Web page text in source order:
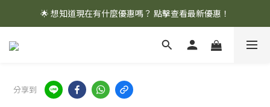
🌟 想知道現在有什麼優惠嗎？ 點擊查看最新優惠！
🌟 想知道現在有什麼優惠嗎？ 點擊查看最新優惠！
全館消費滿 $1,000 即享免運優惠
分享到